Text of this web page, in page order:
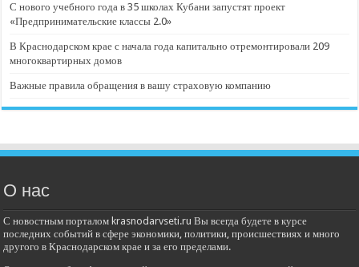
С нового учебного года в 35 школах Кубани запустят проект
«Предпринимательские классы 2.0»
В Краснодарском крае с начала года капитально отремонтировали 209
многоквартирных домов
Важные правила обращения в вашу страховую компанию
О нас
С новостным порталом krasnodarvseti.ru Вы всегда будете в курсе
последних событий в сфере экономики, политики, происшествиях и много
другого в Краснодарском крае и за его пределами.